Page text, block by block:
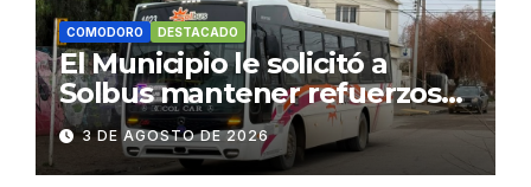
COMODORO DESTACADO
El Municipio le solicitó a
Solbus mantener refuerzos
escolares y servicios
habituales
3 DE AGOSTO DE 2026